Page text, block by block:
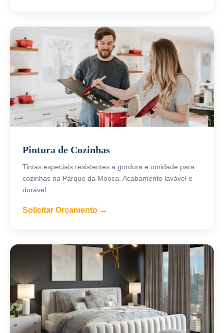
Pintura de Cozinhas
Tintas especiais resistentes a gordura e umidade para
cozinhas na Parque da Mooca. Acabamento lavável e
durável.
Solicitar Orçamento →